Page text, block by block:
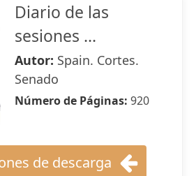
Diario de las
sesiones ...
Autor: Spain. Cortes.
Senado
Número de Páginas: 920
de descarga